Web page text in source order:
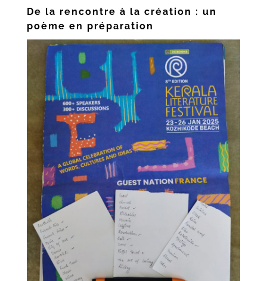
De la rencontre à la création : un
poème en préparation